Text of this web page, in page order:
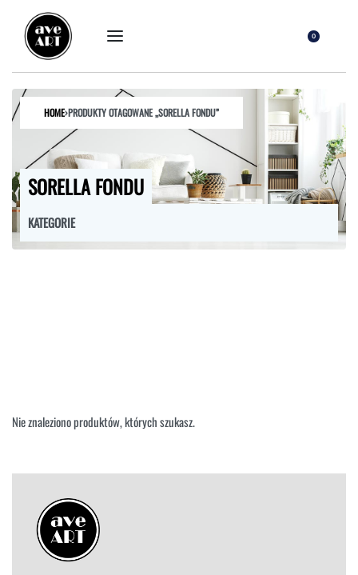
0
HOME›PRODUKTY OTAGOWANE „SORELLA FONDU”
SORELLA FONDU
KATEGORIE
SOFY
Nie znaleziono produktów, których szukasz.